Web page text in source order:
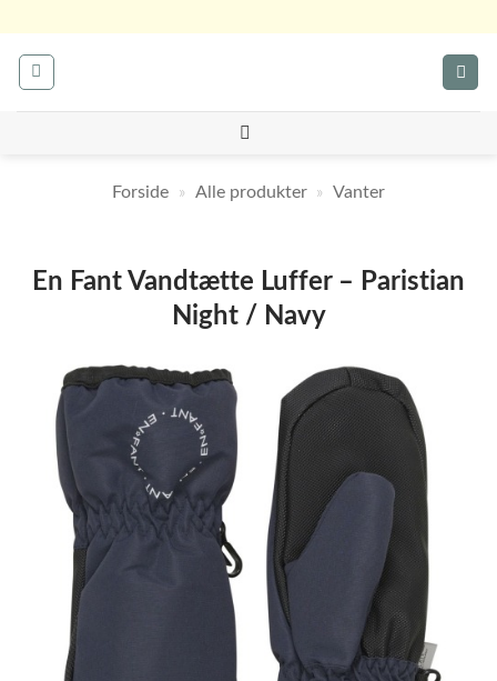
indhold
Forside » Alle produkter » Vanter
En Fant Vandtætte Luffer – Paristian
Night / Navy